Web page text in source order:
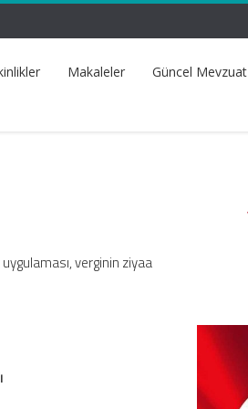
Makaleler Güncel Mevzuat
verginin ziyaa